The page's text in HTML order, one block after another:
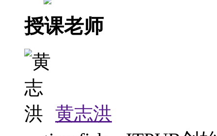
黄志洪
海量数据与云计算
讲授炼数成金上《